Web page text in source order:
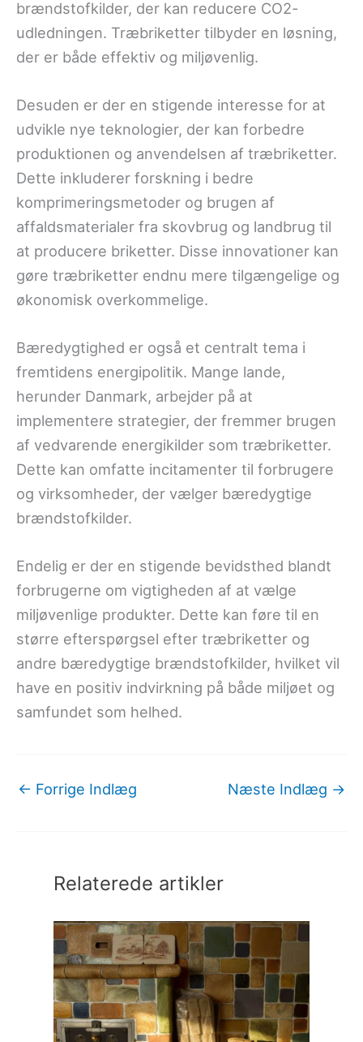
brændstofkilder, der kan reducere CO2-
udledningen. Træbriketter tilbyder en løsning,
der er både effektiv og miljøvenlig.
Desuden er der en stigende interesse for at
udvikle nye teknologier, der kan forbedre
produktionen og anvendelsen af træbriketter.
Dette inkluderer forskning i bedre
komprimeringsmetoder og brugen af
affaldsmaterialer fra skovbrug og landbrug til
at producere briketter. Disse innovationer kan
gøre træbriketter endnu mere tilgængelige og
økonomisk overkommelige.
Bæredygtighed er også et centralt tema i
fremtidens energipolitik. Mange lande,
herunder Danmark, arbejder på at
implementere strategier, der fremmer brugen
af vedvarende energikilder som træbriketter.
Dette kan omfatte incitamenter til forbrugere
og virksomheder, der vælger bæredygtige
brændstofkilder.
Endelig er der en stigende bevidsthed blandt
forbrugerne om vigtigheden af at vælge
miljøvenlige produkter. Dette kan føre til en
større efterspørgsel efter træbriketter og
andre bæredygtige brændstofkilder, hvilket vil
have en positiv indvirkning på både miljøet og
samfundet som helhed.
← Forrige Indlæg Næste Indlæg →
Relaterede artikler